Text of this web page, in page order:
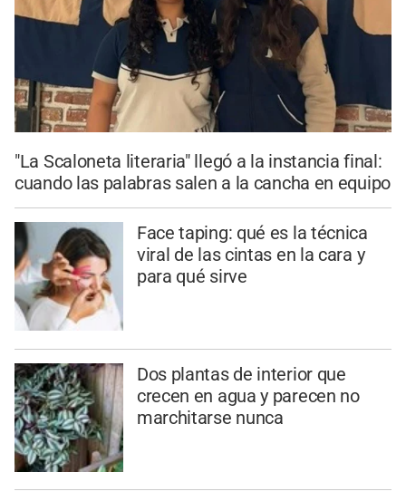
"La Scaloneta literaria" llegó a la instancia final:
cuando las palabras salen a la cancha en equipo
Face taping: qué es la técnica
viral de las cintas en la cara y
para qué sirve
Dos plantas de interior que
crecen en agua y parecen no
marchitarse nunca